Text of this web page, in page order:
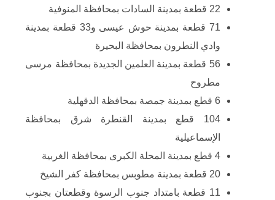
22 قطعة بمدينة السادات بمحافظة المنوفية
71 قطعة بمدينة حوش عيسى و33 قطعة بمدينة
وادي النطرون بمحافظة البحيرة
56 قطعة بمدينة العلمين الجديدة بمحافظة مرسى
مطروح
6 قطع بمدينة جمصة بمحافظة الدقهلية
104 قطع بمدينة القنطرة شرق بمحافظة
الإسماعيلية
4 قطع بمدينة المحلة الكبرى بمحافظة الغربية
20 قطعة بمدينة مطوبس بمحافظة كفر الشيخ
11 قطعة بامتداد جنوب الرسوة وقطعتان بجنوب